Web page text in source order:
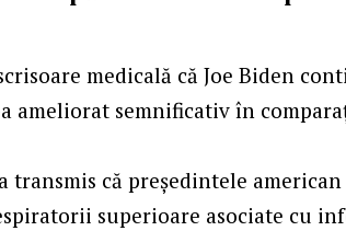
medicală că Joe Biden
ameliorat semnificativ în
transmis că președintele
superioare asociate cu